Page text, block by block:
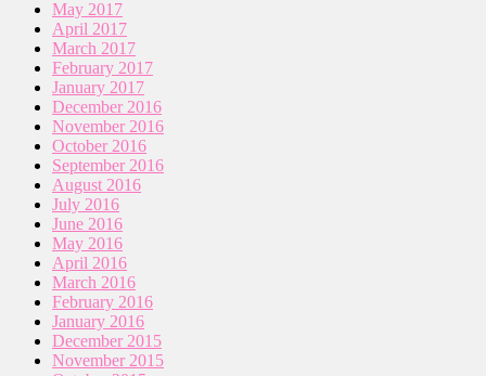
May 2017
April 2017
March 2017
February 2017
January 2017
December 2016
November 2016
October 2016
September 2016
August 2016
July 2016
June 2016
May 2016
April 2016
March 2016
February 2016
January 2016
December 2015
November 2015